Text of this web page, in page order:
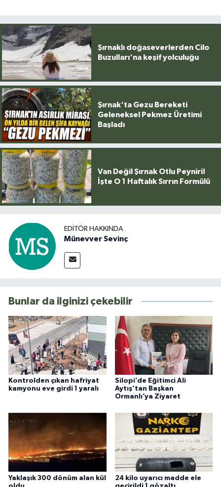
Şırnaklı doğaseverlerden Cilo
Buzulları'na keşif yolculuğu
Şırnak'ta Gezu Bereketi
Geleneksel Pekmez Üretimi
Başladı
Van Değil Şırnak Otlu Peyniri!
İşte O 1 Haftalık Sırrın Formülü
EDITÖR HAKKINDA
Münevver Sevinç
Bunlar da ilginizi çekebilir
Kontrolden çıkan hafriyat
kamyonu eve girdi 1 yaralı
Silopi’de Eğitimci Ali
Aytış’tan Başkan
Ormanlı’ya Ziyaret
Yaklaşık 300 dönüm alan kül
24 kilo uyarıcı madde ele